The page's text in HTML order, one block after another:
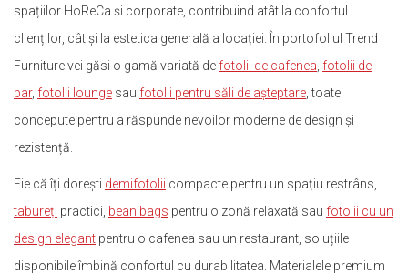
spațiilor HoReCa și corporate, contribuind atât la confortul
clienților, cât și la estetica generală a locației. În portofoliul Trend
Furniture vei găsi o gamă variată de fotolii de cafenea fotolii de
bar, fotolii lounge sau fotolii pentru săli de așteptare , toate
concepute pentru a răspunde nevoilor moderne de design și
rezistență.
Fie că îți dorești demifotolii compacte pentru un spațiu restrâns,
tabureți practici, bean bags pentru o zonă relaxată sau fotolii cu un
design elegant pentru o cafenea sau un restaurant, soluțiile
disponibile îmbină confortul cu durabilitatea. Materialele premium